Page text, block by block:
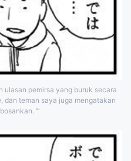
ulasan pemirsa yang buruk secara
dan teman saya juga mengatakan
’”